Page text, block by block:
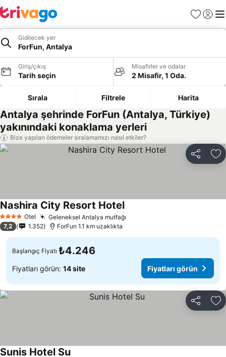
Favoriler
Giriş
Gidilecek yer
ForFun, Antalya
Giriş/çıkış
Tarih seçin
Misafirler ve odalar
2 Misafir, 1 Oda.
Sırala Filtrele Harita
Antalya şehrinde ForFun (Antalya, Türkiye)
yakınındaki konaklama yerleri
Bize yapılan ödemeler sıralamamızı nasıl etkiler?
Paylaş
4 Yıldız Otel Geleneksel Antalya mutfağı
Nashira City Resort HotelFiyatları görün
7,2 1.352 ForFun 1.1 km uzaklıkta
Başlangıç Fiyatı ₺4.246
Fiyatları görün: 14 site Fiyatları görün
Paylaş
Sunis Hotel Su